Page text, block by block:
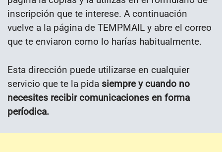
inscripción que te interese. A continuación
vuelve a la página de TEMPMAIL y abre el correo
que te enviaron como lo harías habitualmente.
Esta dirección puede utilizarse en cualquier
servicio que te la pida siempre y cuando no
necesites recibir comunicaciones en forma
períodica.